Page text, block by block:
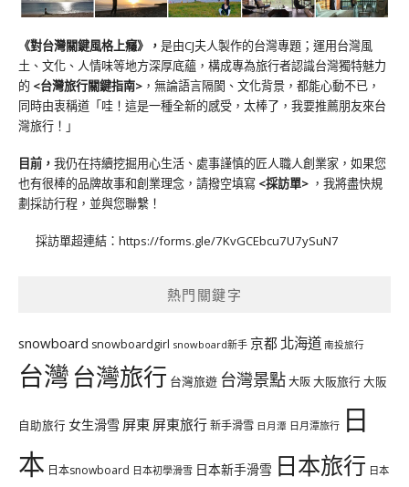
《對台灣關鍵風格上癮》 ， 是由CJ夫人製作的台灣專題；運用台灣風
土、文化、人情味等地方深厚底蘊，構成專為旅行者認識台灣獨特魅力
的 <台灣旅行關鍵指南> ，無論語言隔閡、文化背景，都能心動不已，
同時由衷稱道「哇！這是一種全新的感受，太棒了，我要推薦朋友來台
灣旅行！」
目前， 我仍在持續挖掘用心生活、處事謹慎的匠人職人創業家，如果您
也有很棒的品牌故事和創業理念，請撥空填寫 <採訪單> ，我將盡快規
劃採訪行程，並與您聯繫！
採訪單超連結： https://forms.gle/7KvGCEbcu7U7ySuN7
熱門關鍵字
snowboard snowboardgirl snowboard新手 京都 北海道 南投旅行
台灣台灣旅行 台灣旅遊 台灣景點大阪大阪旅行大阪
自助旅行 女生滑雪 屏東 屏東旅行新手滑雪 日月潭 日月潭旅行 日
本 日本snowboard 日本初學滑雪 日本新手滑雪 日本旅行 日本